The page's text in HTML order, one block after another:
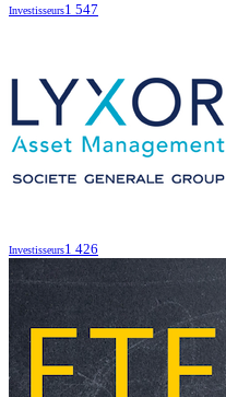
Investisseurs1 547
Investisseurs1 426